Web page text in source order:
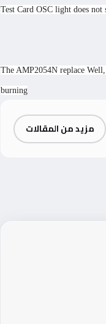
Test Card OSC light does
The AMP2054N replace
burning
مزيد من المقالات